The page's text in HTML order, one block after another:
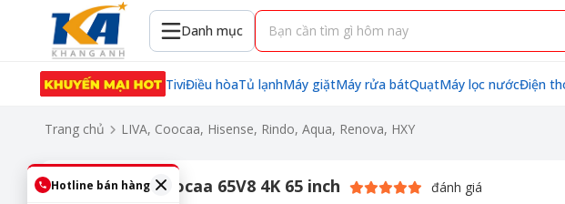
Danh mục
TiviĐiều hòaTủ lạnhMáy giặtMáy rửa bátQuạtMáy lọc nướcĐiện
Trang chủ LIVA, Coocaa, Hisense, Rindo, Aqua, Renova, HXY
Google Tivi Coocaa 65V8 4K 65 inch đánh giá
Hotline bán hàng